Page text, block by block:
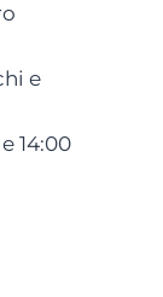
e
14:00